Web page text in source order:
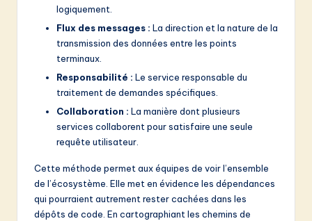
logiquement.
Flux des messages : La direction et la nature de la
transmission des données entre les points
terminaux.
Responsabilité : Le service responsable du
traitement de demandes spécifiques.
Collaboration : La manière dont plusieurs
services collaborent pour satisfaire une seule
requête utilisateur.
Cette méthode permet aux équipes de voir l’ensemble
de l’écosystème. Elle met en évidence les dépendances
qui pourraient autrement rester cachées dans les
dépôts de code. En cartographiant les chemins de